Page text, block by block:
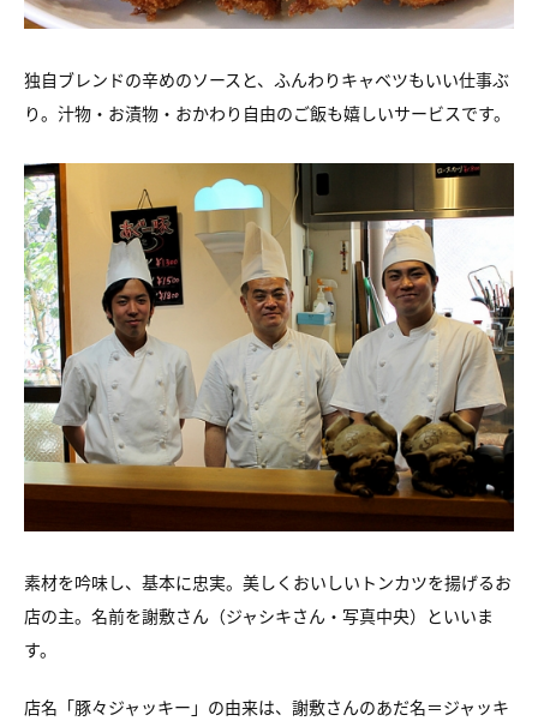
独自ブレンドの辛めのソースと、ふんわりキャベツもいい仕事ぶ
り。 汁物・お漬物・おかわり自由のご飯も嬉しいサービスです。
素材を吟味し、基本に忠実。美しくおいしいトンカツを揚げるお
店の主。 名前を謝敷さん（ジャシキさん・写真中央）といいま
す。
店名「豚々ジャッキー」の由来は、 謝敷さんのあだ名＝ジャッキ